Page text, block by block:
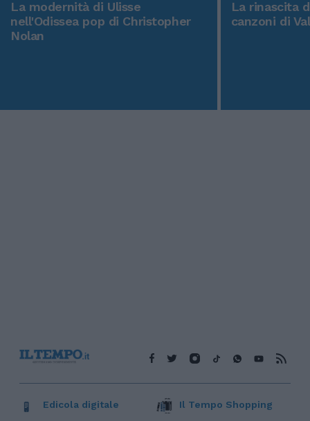
La modernità di Ulisse
nell'Odissea pop di Christopher
Nolan
La rinascita
canzoni di
Edicola digitale Il Tempo Shopping